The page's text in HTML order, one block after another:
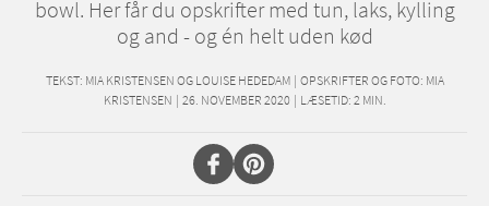
bowl. Her får du opskrifter med tun, laks, kylling
og and - og én helt uden kød
TEKST: MIA KRISTENSEN OG LOUISE HEDEDAM | OPSKRIFTER OG FOTO: MIA
KRISTENSEN | 26. NOVEMBER 2020 | LÆSETID: 2 MIN.